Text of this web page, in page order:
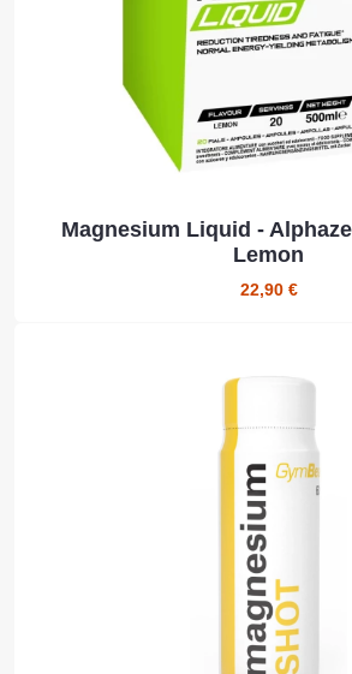
Magnesium Liquid -
Lemon
22,90 €